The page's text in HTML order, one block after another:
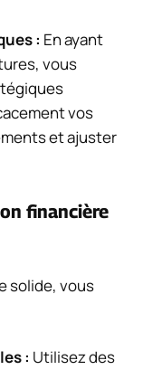
: En ayant
vous
vos
et ajuster
financière
solide, vous
: Utilisez des